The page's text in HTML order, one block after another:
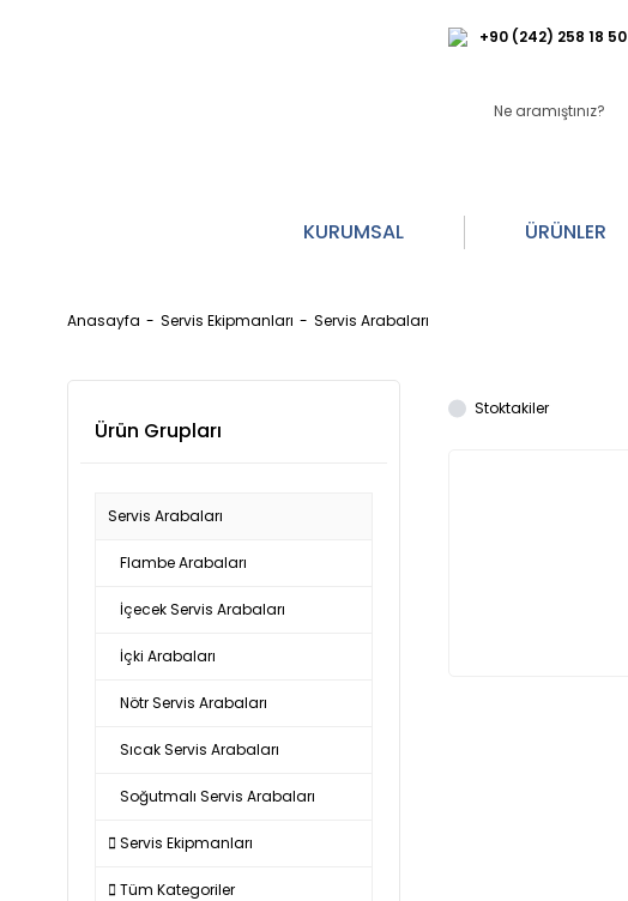
+90 (242) 258 18 50
KURUMSAL ÜRÜNLER
Anasayfa Servis Ekipmanları Servis Arabaları
Ürün Grupları
Servis Arabaları
Flambe Arabaları
İçecek Servis Arabaları
İçki Arabaları
Nötr Servis Arabaları
Sıcak Servis Arabaları
Soğutmalı Servis Arabaları
Servis Ekipmanları
Tüm Kategoriler
Stoktakiler